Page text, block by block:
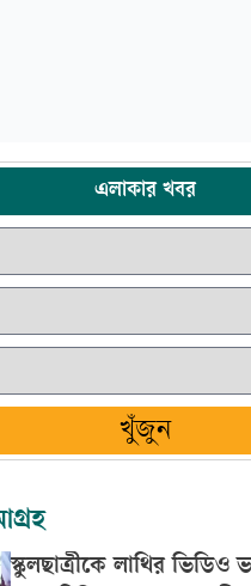
এলাকার খবর
খুঁজুন
স্কুলছাত্রীকে লাথির ভিডিও